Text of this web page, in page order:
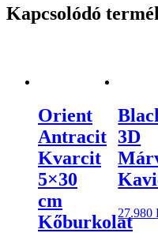
Kapcsolódó
Orient
Antracit
Kvarcit
5×30
cm
Kőburkolat
3D
27.980